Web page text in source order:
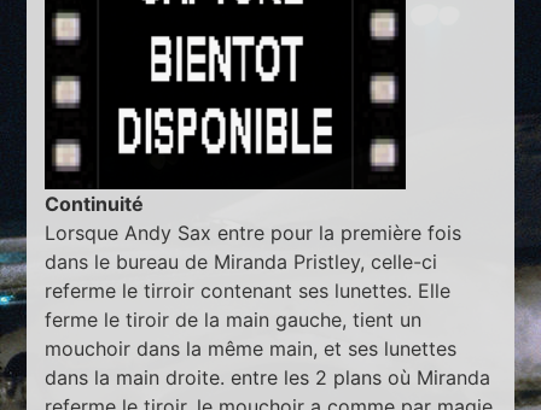
Continuité
Lorsque Andy Sax entre pour la première fois
dans le bureau de Miranda Pristley, celle-ci
referme le tirroir contenant ses lunettes. Elle
ferme le tiroir de la main gauche, tient un
mouchoir dans la même main, et ses lunettes
dans la main droite. entre les 2 plans où Miranda